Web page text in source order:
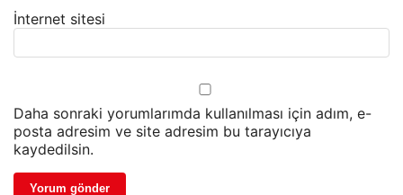
İnternet sitesi
Daha sonraki yorumlarımda kullanılması için adım, e-
posta adresim ve site adresim bu tarayıcıya
kaydedilsin.